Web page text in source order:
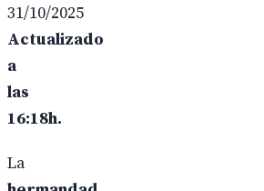
31/10/2025
Actualizado
a
las
16:18h.
La